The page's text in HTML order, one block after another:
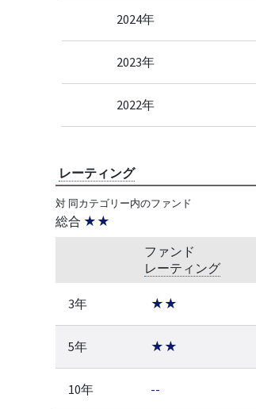
2024年
2023年
2022年
レーティング
対 同カテゴリー内のファンド
総合 ★★
ファンド
レーティング
3年 ★★
5年 ★★
10年 --